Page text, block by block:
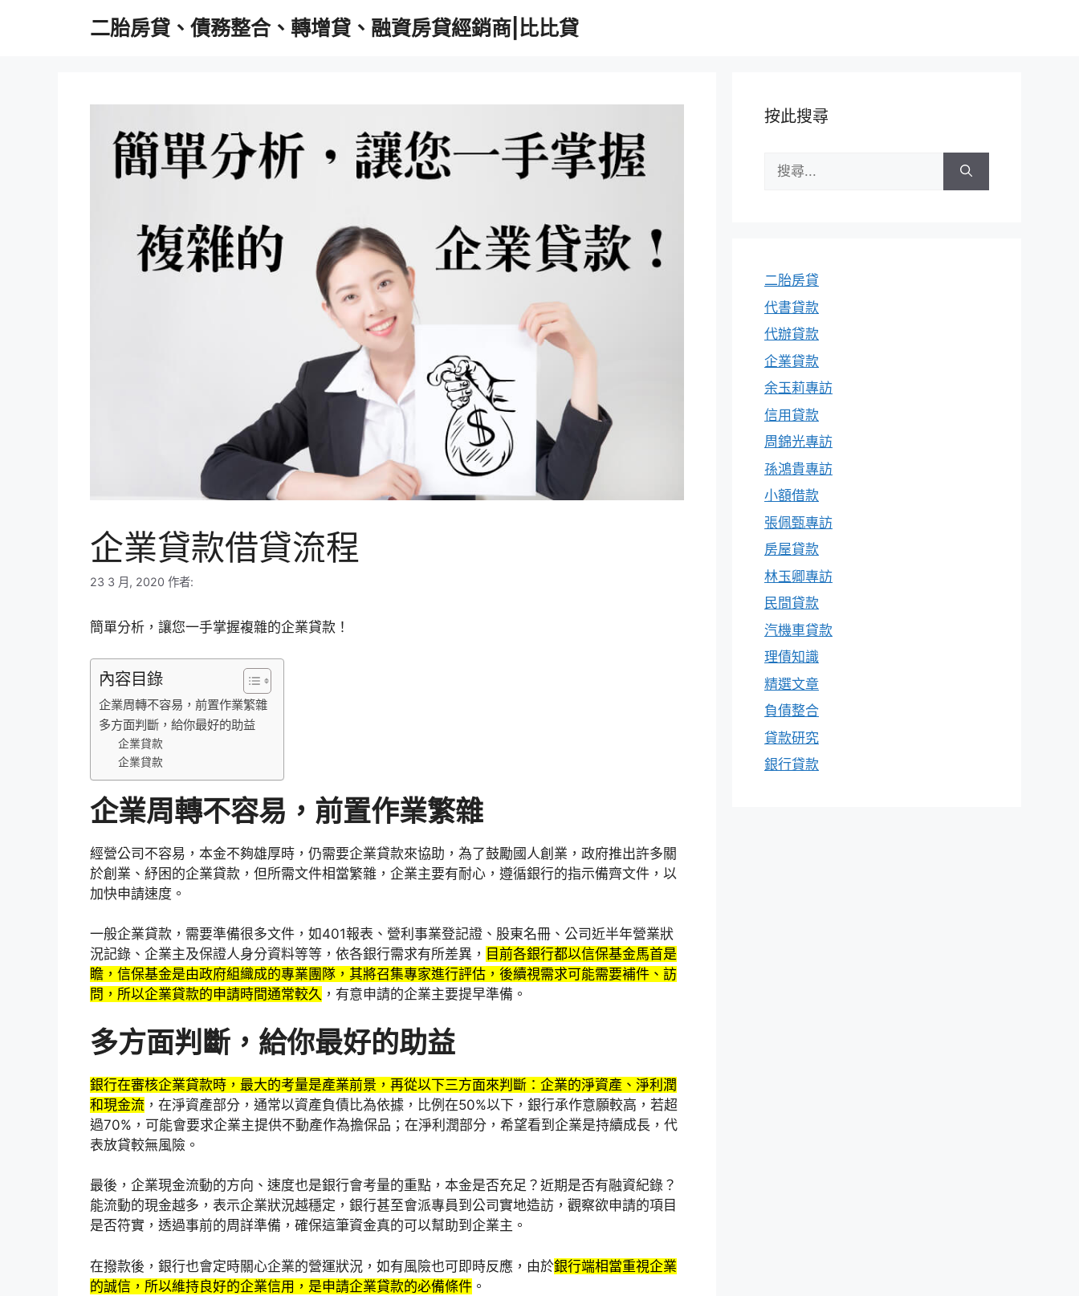
二胎房貸、債務整合、轉增貸、融資房貸經銷商|比比貸
企業貸款借貸流程
23 3 月, 2020 作者:
簡單分析，讓您一手掌握複雜的企業貸款！
內容目錄
企業周轉不容易，前置作業繁雜
多方面判斷，給你最好的助益
企業貸款
企業貸款
企業周轉不容易，前置作業繁雜
經營公司不容易，本金不夠雄厚時，仍需要企業貸款來協助，為了鼓勵國人創業，政府推出許多關
於創業、紓困的企業貸款，但所需文件相當繁雜，企業主要有耐心，遵循銀行的指示備齊文件，以
加快申請速度。
一般企業貸款，需要準備很多文件，如401報表、營利事業登記證、股東名冊、公司近半年營業狀
況記錄、企業主及保證人身分資料等等，依各銀行需求有所差異， 目前各銀行都以信保基金馬首是
瞻，信保基金是由政府組織成的專業團隊，其將召集專家進行評估，後續視需求可能需要補件、訪
問，所以企業貸款的申請時間通常較久 ，有意申請的企業主要提早準備。
多方面判斷，給你最好的助益
銀行在審核企業貸款時，最大的考量是產業前景，再從以下三方面來判斷：企業的淨資產、淨利潤
和現金流 ，在淨資產部分，通常以資產負債比為依據，比例在50%以下，銀行承作意願較高，若超
過70%，可能會要求企業主提供不動產作為擔保品；在淨利潤部分，希望看到企業是持續成長，代
表放貸較無風險。
最後，企業現金流動的方向、速度也是銀行會考量的重點，本金是否充足？近期是否有融資紀錄？
能流動的現金越多，表示企業狀況越穩定，銀行甚至會派專員到公司實地造訪，觀察欲申請的項目
是否符實，透過事前的周詳準備，確保這筆資金真的可以幫助到企業主。
在撥款後，銀行也會定時關心企業的營運狀況，如有風險也可即時反應，由於銀行端相當重視企業
的誠信，所以維持良好的企業信用，是申請企業貸款的必備條件 。
按此搜尋
尋:
二胎房貸
代書貸款
代辦貸款
企業貸款
余玉莉專訪
信用貸款
周錦光專訪
孫鴻貴專訪
小額借款
張佩甄專訪
房屋貸款
林玉卿專訪
民間貸款
汽機車貸款
理債知識
精選文章
負債整合
貸款研究
銀行貸款